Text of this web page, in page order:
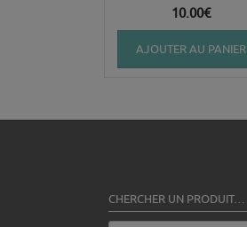
10.00€
AJOUTER AU PANIER
CHERCHER UN PRODUIT…